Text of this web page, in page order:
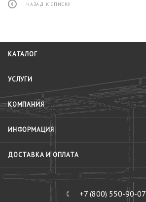
НАЗАД К СПИСКУ
КАТАЛОГ
УСЛУГИ
КОМПАНИЯ
ИНФОРМАЦИЯ
ДОСТАВКА И ОПЛАТА
+7 (800) 550-90-07